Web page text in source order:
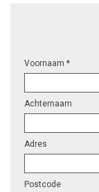
Voornaam *
Achternaam
Adres
Postcode